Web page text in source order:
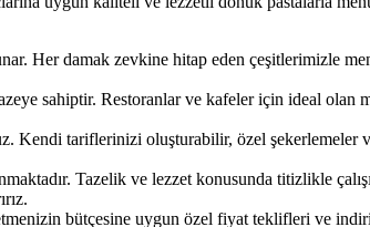
Her damak zevkine hitap eden çeşitlerimizle
sahiptir. Restoranlar ve kafeler için ideal olan
tariflerinizi oluşturabilir, özel şekerlemeler
Tazelik ve lezzet konusunda titizlikle
bütçesine uygun özel fiyat teklifleri ve